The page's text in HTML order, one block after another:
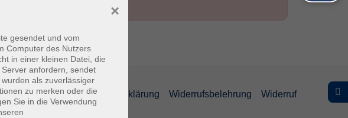
Barrierefreiheitserklärung Widerrufsbelehrung Widerruf
gesendet und vom
Computer des Nutzers
in einer kleinen Datei, die
anfordern, sendet
als zuverlässiger
zu merken oder die
Sie in die Verwendung
×